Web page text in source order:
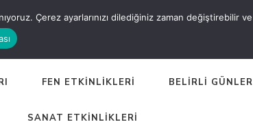
FEN ETKİNLİKLERİ BELİRLİ
SANAT ETKİNLİKLERİ
Çerez ayarlarınızı dilediğiniz zaman değiştirebilir